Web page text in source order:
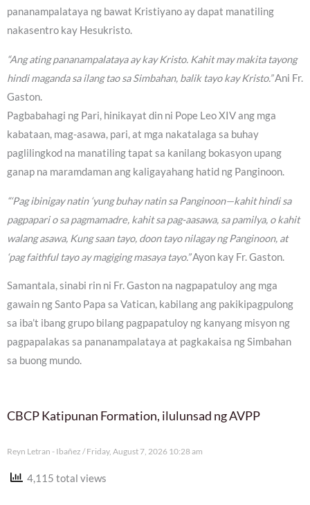
pananampalataya ng bawat Kristiyano ay dapat manatiling
nakasentro kay Hesukristo.
“Ang ating pananampalataya ay kay Kristo. Kahit may makita tayong
hindi maganda sa ilang tao sa Simbahan, balik tayo kay Kristo.”Ani Fr.
Gaston.
Pagbabahagi ng Pari, hinikayat din ni Pope Leo XIV ang mga
kabataan, mag-asawa, pari, at mga nakatalaga sa buhay
paglilingkod na manatiling tapat sa kanilang bokasyon upang
ganap na maramdaman ang kaligayahang hatid ng Panginoon.
“‘Pag ibinigay natin ‘yung buhay natin sa Panginoon—kahit hindi sa
pagpapari o sa pagmamadre, kahit sa pag-aasawa, sa pamilya, o kahit
walang asawa, Kung saan tayo, doon tayo nilagay ng Panginoon, at
‘pag faithful tayo ay magiging masaya tayo.”Ayon kay Fr. Gaston.
Samantala, sinabi rin ni Fr. Gaston na nagpapatuloy ang mga
gawain ng Santo Papa sa Vatican, kabilang ang pakikipagpulong
sa iba’t ibang grupo bilang pagpapatuloy ng kanyang misyon ng
pagpapalakas sa pananampalataya at pagkakaisa ng Simbahan
sa buong mundo.
CBCP Katipunan Formation, ilulunsad ng AVPP
Reyn Letran - Ibañez Friday, August 7, 2026 10:28 am
4,115 total views